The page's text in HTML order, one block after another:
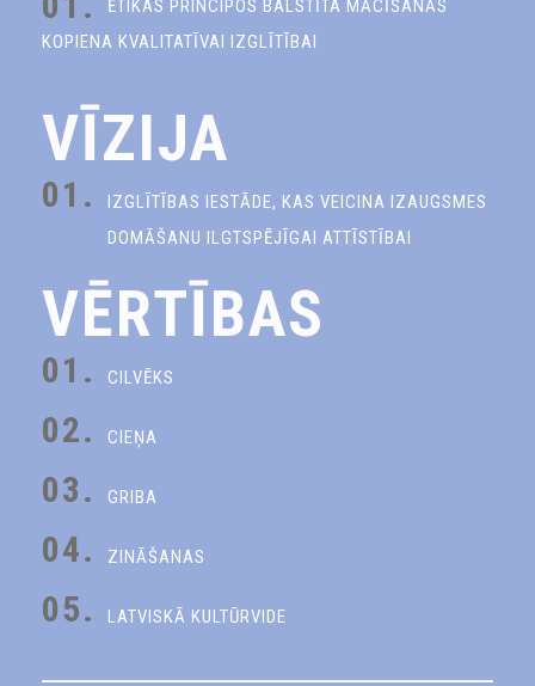
ĒTIKAS PRINCIPOS BALSTĪTA MĀCĪŠANĀS
KOPIENA KVALITATĪVAI IZGLĪTĪBAI
VĪZIJA
01.
IZGLĪTĪBAS IESTĀDE, KAS VEICINA IZAUGSMES
DOMĀŠANU ILGTSPĒJĪGAI ATTĪSTĪBAI
VĒRTĪBAS
01. CILVĒKS
02. CIEŅA
03. GRIBA
04. ZINĀŠANAS
05. LATVISKĀ KULTŪRVIDE